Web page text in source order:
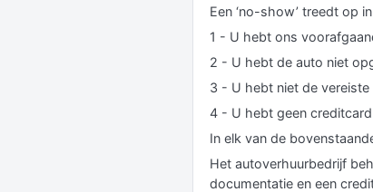
Een ‘no-show’ treedt op
1 - U hebt ons
2 - U hebt de auto niet
3 - U hebt niet de
4 - U hebt geen
In elk van de
Het autoverhuurbedrijf
documentatie en een